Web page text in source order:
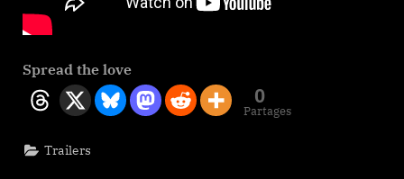
Spread the love
0
Partages
Trailers